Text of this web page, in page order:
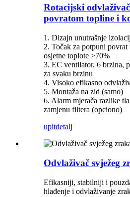
Rotacijski
povratom topline i
1. Dizajn unutrašnje
2. Točak za potpuni povrat
osjetne toplote >70%
3. EC ventilator, 6 brzina,
za svaku brzinu
4. Visoko efikasno
5. Montaža na zid (samo)
6. Alarm mjerača razlike
zamjenu filtera (opciono)
upitdetalj
Odvlaživač svježeg
Efikasniji, stabilniji i
hlađenje i odvlaživanje